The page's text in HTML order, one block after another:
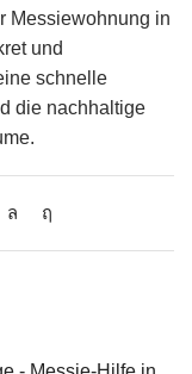
Messiewohnung in
und
schnelle
die nachhaltige